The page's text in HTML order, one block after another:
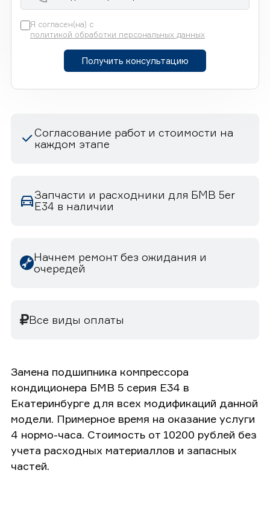
Я согласен(на) с
политикой обработки персональных данных
Получить консультацию
Согласование работ и стоимости на
каждом этапе
Запчасти и расходники для БМВ 5er
E34 в наличии
Начнем ремонт без ожидания и
очередей
Все виды оплаты
Замена подшипника компрессора
кондиционера БМВ 5 серия E34 в
Екатеринбурге для всех модификаций данной
модели. Примерное время на оказание услуги
4 нормо-часа. Стоимость от 10200 рублей без
учета расходных материаллов и запасных
частей.